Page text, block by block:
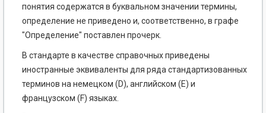
понятия содержатся в буквальном значении термины,
определение не приведено и, соответственно, в графе
"Определение" поставлен прочерк.
В стандарте в качестве справочных приведены
иностранные эквиваленты для ряда стандартизованных
терминов на немецком (D), английском (Е) и
французском (F) языках.